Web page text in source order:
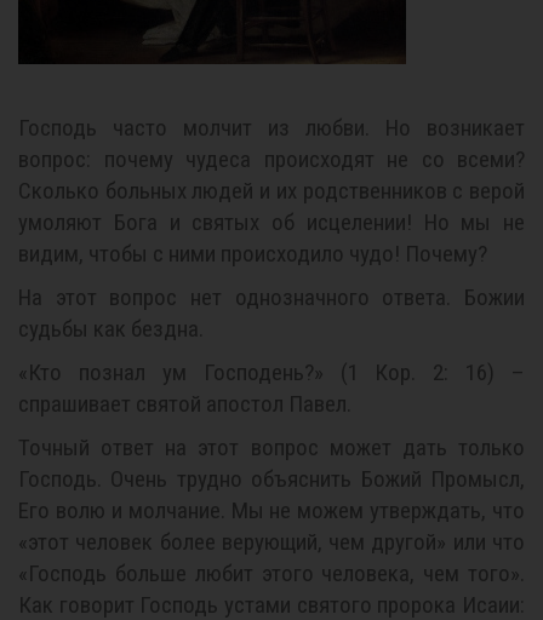
Господь часто молчит из любви. Но возникает
вопрос: почему чудеса происходят не со всеми?
Сколько больных людей и их родственников с верой
умоляют Бога и святых об исцелении! Но мы не
видим, чтобы с ними происходило чудо! Почему?
На этот вопрос нет однозначного ответа. Божии
судьбы как бездна.
«Кто познал ум Господень?» (1 Кор. 2: 16) –
спрашивает святой апостол Павел.
Точный ответ на этот вопрос может дать только
Господь. Очень трудно объяснить Божий Промысл,
Его волю и молчание. Мы не можем утверждать, что
«этот человек более верующий, чем другой» или что
«Господь больше любит этого человека, чем того».
Как говорит Господь устами святого пророка Исаии: